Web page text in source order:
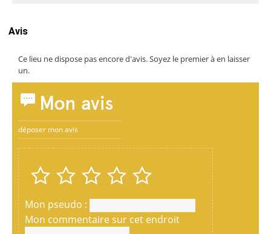
Avis
Ce lieu ne dispose pas encore d'avis. Soyez le premier à en laisser
un.
Mon avis
déposer mon avis
Mon pseudo :
Mon commentaire sur cet endroit